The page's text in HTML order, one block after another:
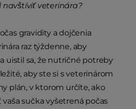
navštíviť veterinára?
gravidity a dojčenia
raz týždenne, aby
uistil sa, že nutričné potreby
aby ste si s veterinárom
plán, v ktorom určíte, ako
sučka vyšetrená počas